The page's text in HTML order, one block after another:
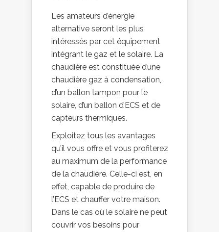
Les amateurs d’énergie
alternative seront les plus
intéressés par cet équipement
intégrant le gaz et le solaire. La
chaudière est constituée d’une
chaudière gaz à condensation,
d’un ballon tampon pour le
solaire, d’un ballon d’ECS et de
capteurs thermiques.
Exploitez tous les avantages
qu’il vous offre et vous profiterez
au maximum de la performance
de la chaudière. Celle-ci est, en
effet, capable de produire de
l’ECS et chauffer votre maison.
Dans le cas où le solaire ne peut
couvrir vos besoins pour